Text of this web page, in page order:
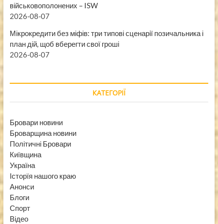
військовополонених – ISW
2026-08-07
Мікрокредити без міфів: три типові сценарії позичальника і
план дій, щоб вберегти свої гроші
2026-08-07
КАТЕГОРІЇ
Бровари новини
Броварщина новини
Політичні Бровари
Київщина
Україна
Історїя нашого краю
Анонси
Блоги
Спорт
Відео